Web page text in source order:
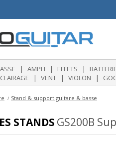
| AMPLI | EFFETS |
| VENT | VIOLON |
Stand & support guitare & basse
STANDS GS200B